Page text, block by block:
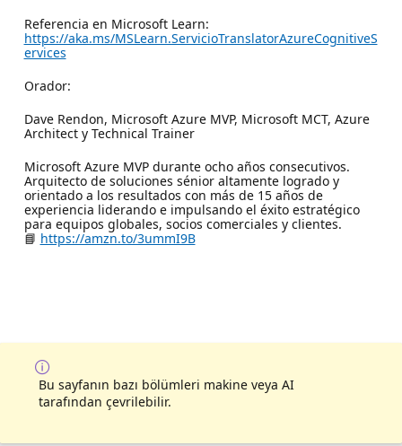
Referencia en Microsoft Learn:
https://aka.ms/MSLearn.ServicioTranslatorAzureCognitiveS
ervices
Orador:
Dave Rendon, Microsoft Azure MVP, Microsoft MCT, Azure
Architect y Technical Trainer
Microsoft Azure MVP durante ocho años consecutivos.
Arquitecto de soluciones sénior altamente logrado y
orientado a los resultados con más de 15 años de
experiencia liderando e impulsando el éxito estratégico
para equipos globales, socios comerciales y clientes.
📘 https://amzn.to/3ummI9B
Bu sayfanın bazı bölümleri makine veya AI
tarafından çevrilebilir.